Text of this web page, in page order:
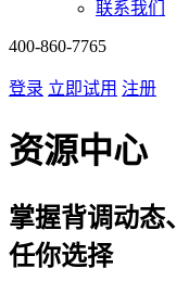
联系我们
400-860-7765
登录 立即试用 注册
资源中心
掌握背调动态
任你选择